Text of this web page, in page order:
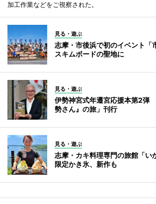
加工作業などをご視察された。
見る・遊ぶ
志摩・市後浜で初のイベント
スキムボードの聖地に
見る・遊ぶ
伊勢神宮式年遷宮応援本第2弾
勢さん』の旅」刊行
見る・遊ぶ
志摩・カキ料理専門の旅館「い
限定かき氷、新作も